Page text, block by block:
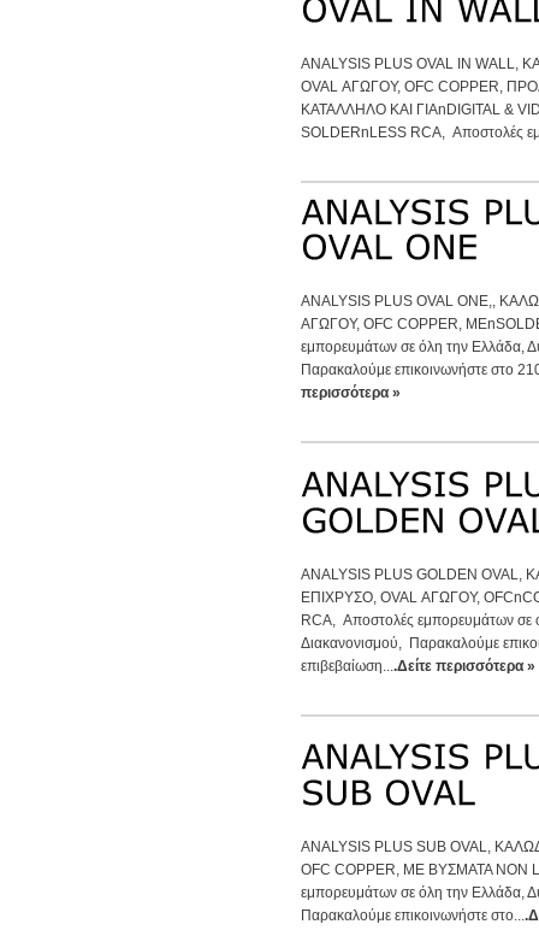
ANALYSIS PLUS OVAL IN WALL,
OVAL ΑΓΩΓΟΥ, OFC COPPER,
ΚΑΤΑΛΛΗΛΟ ΚΑΙ ΓΙΑnDIGITAL &
SOLDERnLESS RCA, Αποστολές
ANALYSIS PLUS OVAL ONE,,
ΑΓΩΓΟΥ, OFC COPPER,
εμπορευμάτων σε όλη την Ελλάδα,
Παρακαλούμε επικοινωνήστε στο
περισσότερα »
ANALYSIS PLUS GOLDEN OVAL,
EΠΙΧΡΥΣΟ, OVAL ΑΓΩΓΟΥ,
RCA, Αποστολές εμπορευμάτων σε
Διακανονισμού, Παρακαλούμε
επιβεβαίωση... .Δείτε περισσότερα »
ANALYSIS PLUS SUB OVAL,
OFC COPPER, ΜΕ ΒΥΣΜΑΤΑ NON
εμπορευμάτων σε όλη την Ελλάδα,
Παρακαλούμε επικοινωνήστε στο...